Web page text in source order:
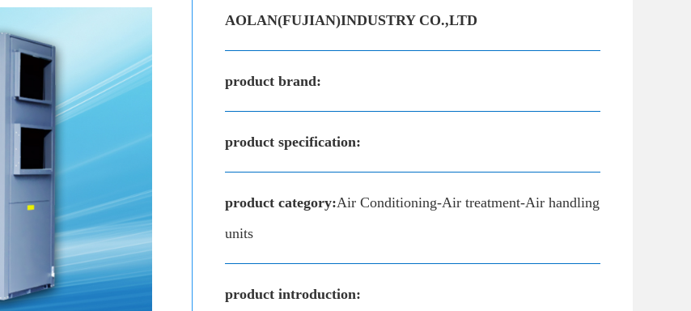
AOLAN(FUJIAN)INDUSTRY CO.,LTD
product brand:
product specification:
product category:Air Conditioning-Air treatment-Air handling
units
product introduction: